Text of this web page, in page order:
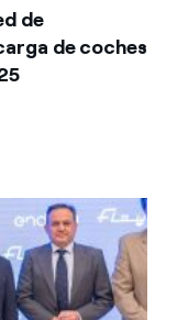
de
de coches